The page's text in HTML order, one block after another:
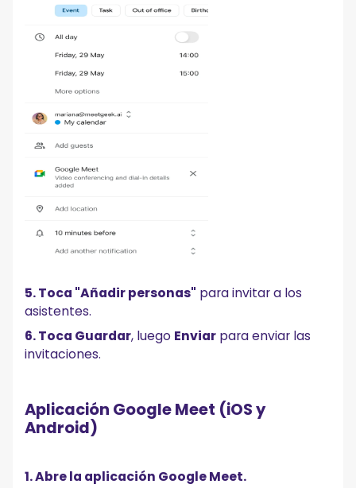
5. Toca "Añadir personas" para invitar a los
asistentes.
6. Toca Guardar, luego Enviar para enviar las
invitaciones.
Aplicación Google Meet (iOS y
Android)
1. Abre la aplicación Google Meet.